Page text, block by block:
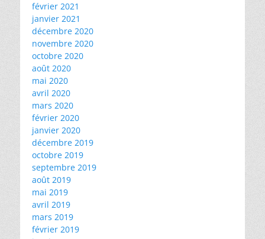
février 2021
janvier 2021
décembre 2020
novembre 2020
octobre 2020
août 2020
mai 2020
avril 2020
mars 2020
février 2020
janvier 2020
décembre 2019
octobre 2019
septembre 2019
août 2019
mai 2019
avril 2019
mars 2019
février 2019